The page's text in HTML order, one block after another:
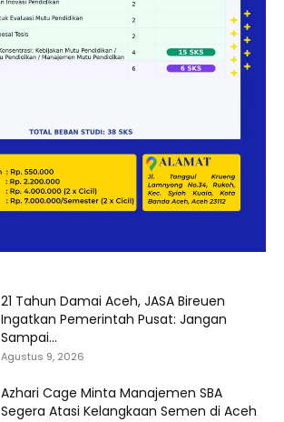
21 Tahun Damai Aceh, JASA Bireuen
Ingatkan Pemerintah Pusat: Jangan
Sampai...
Agustus 9, 2026
Azhari Cage Minta Manajemen SBA
Segera Atasi Kelangkaan Semen di Aceh